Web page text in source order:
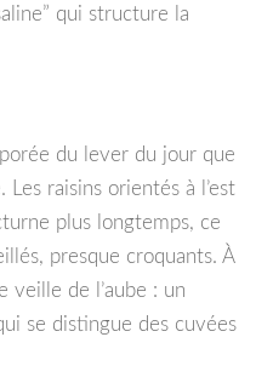
qui structure la
du lever du jour que
Les raisins orientés à l’est
plus longtemps, ce
presque croquants. À
veille de l’aube : un
se distingue des cuvées